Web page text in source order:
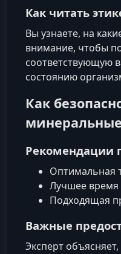
Как читать
Вы узнаете, на
внимание, чтобы
соответствующую
состоянию
Как
Рекомендации
Оптимальная
Лучшее время
Подходящая
Важные
Эксперт